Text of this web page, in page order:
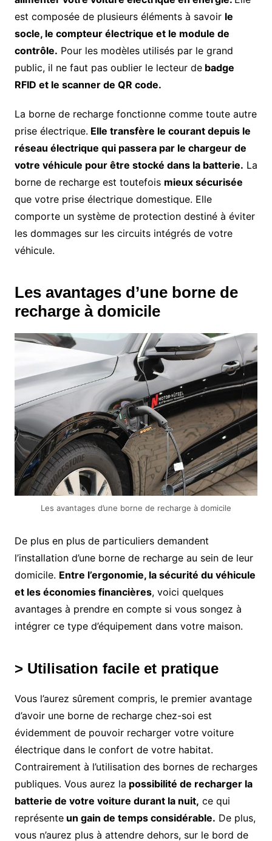
est composée de plusieurs éléments à savoir le
socle, le compteur électrique et le module de
contrôle. Pour les modèles utilisés par le grand
public, il ne faut pas oublier le lecteur debadge
RFID et le scanner de QR code.
La borne de recharge fonctionne comme toute autre
prise électrique. Elle transfère le courant depuis le
réseau électrique qui passera par le chargeur de
votre véhicule pour être stocké dans la batterie. La
borne de recharge est toutefois mieux sécurisée
que votre prise électrique domestique. Elle
comporte un système de protection destiné à éviter
les dommages sur les circuits intégrés de votre
véhicule.
Les avantages d’une borne de
recharge à domicile
Les avantages d’une borne de recharge à domicile
De plus en plus de particuliers demandent
l’installation d’une borne de recharge au sein de leur
domicile. Entre l’ergonomie, la sécurité du véhicule
et les économies financières, voici quelques
avantages à prendre en compte si vous songez à
intégrer ce type d’équipement dans votre maison.
> Utilisation facile et pratique
Vous l’aurez sûrement compris, le premier avantage
d’avoir une borne de recharge chez-soi est
évidemment de pouvoir recharger votre voiture
électrique dans le confort de votre habitat.
Contrairement à l’utilisation des bornes de recharges
publiques. Vous aurez la possibilité de recharger la
batterie de votre voiture durant la nuit, ce qui
représenteun gain de temps considérable. De plus,
vous n’aurez plus à attendre dehors, sur le bord de